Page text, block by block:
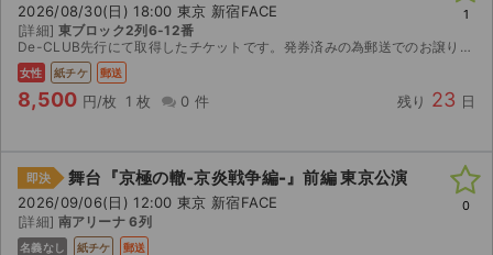
2026/08/30(日) 18:00 東京 新宿FACE
[詳細] 東ブロック2列6-12番
De-CLUB先行にて取得したチケットです。発券済みの為郵送でのお譲りになります。(レタパライトで発送致します。)特典付きチケットになりますが返却不要ですのでご購入者様でご自由になさってください...
女性 紙チケ 郵送
8,500 円/枚 1 枚 0 件 残り 23 日
1
即決 舞台『京極の轍-京炎戦争編-』前編 東京公演
2026/09/06(日) 12:00 東京 新宿FACE
[詳細] 南アリーナ 6列
名義なし 紙チケ 郵送
0